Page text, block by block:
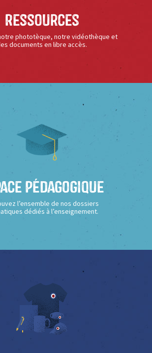
Ressources
phototèque, notre vidéothèque et
documents en libre accès.
Pédagogique
l’ensemble de nos dossiers
dédiés à l’enseignement.